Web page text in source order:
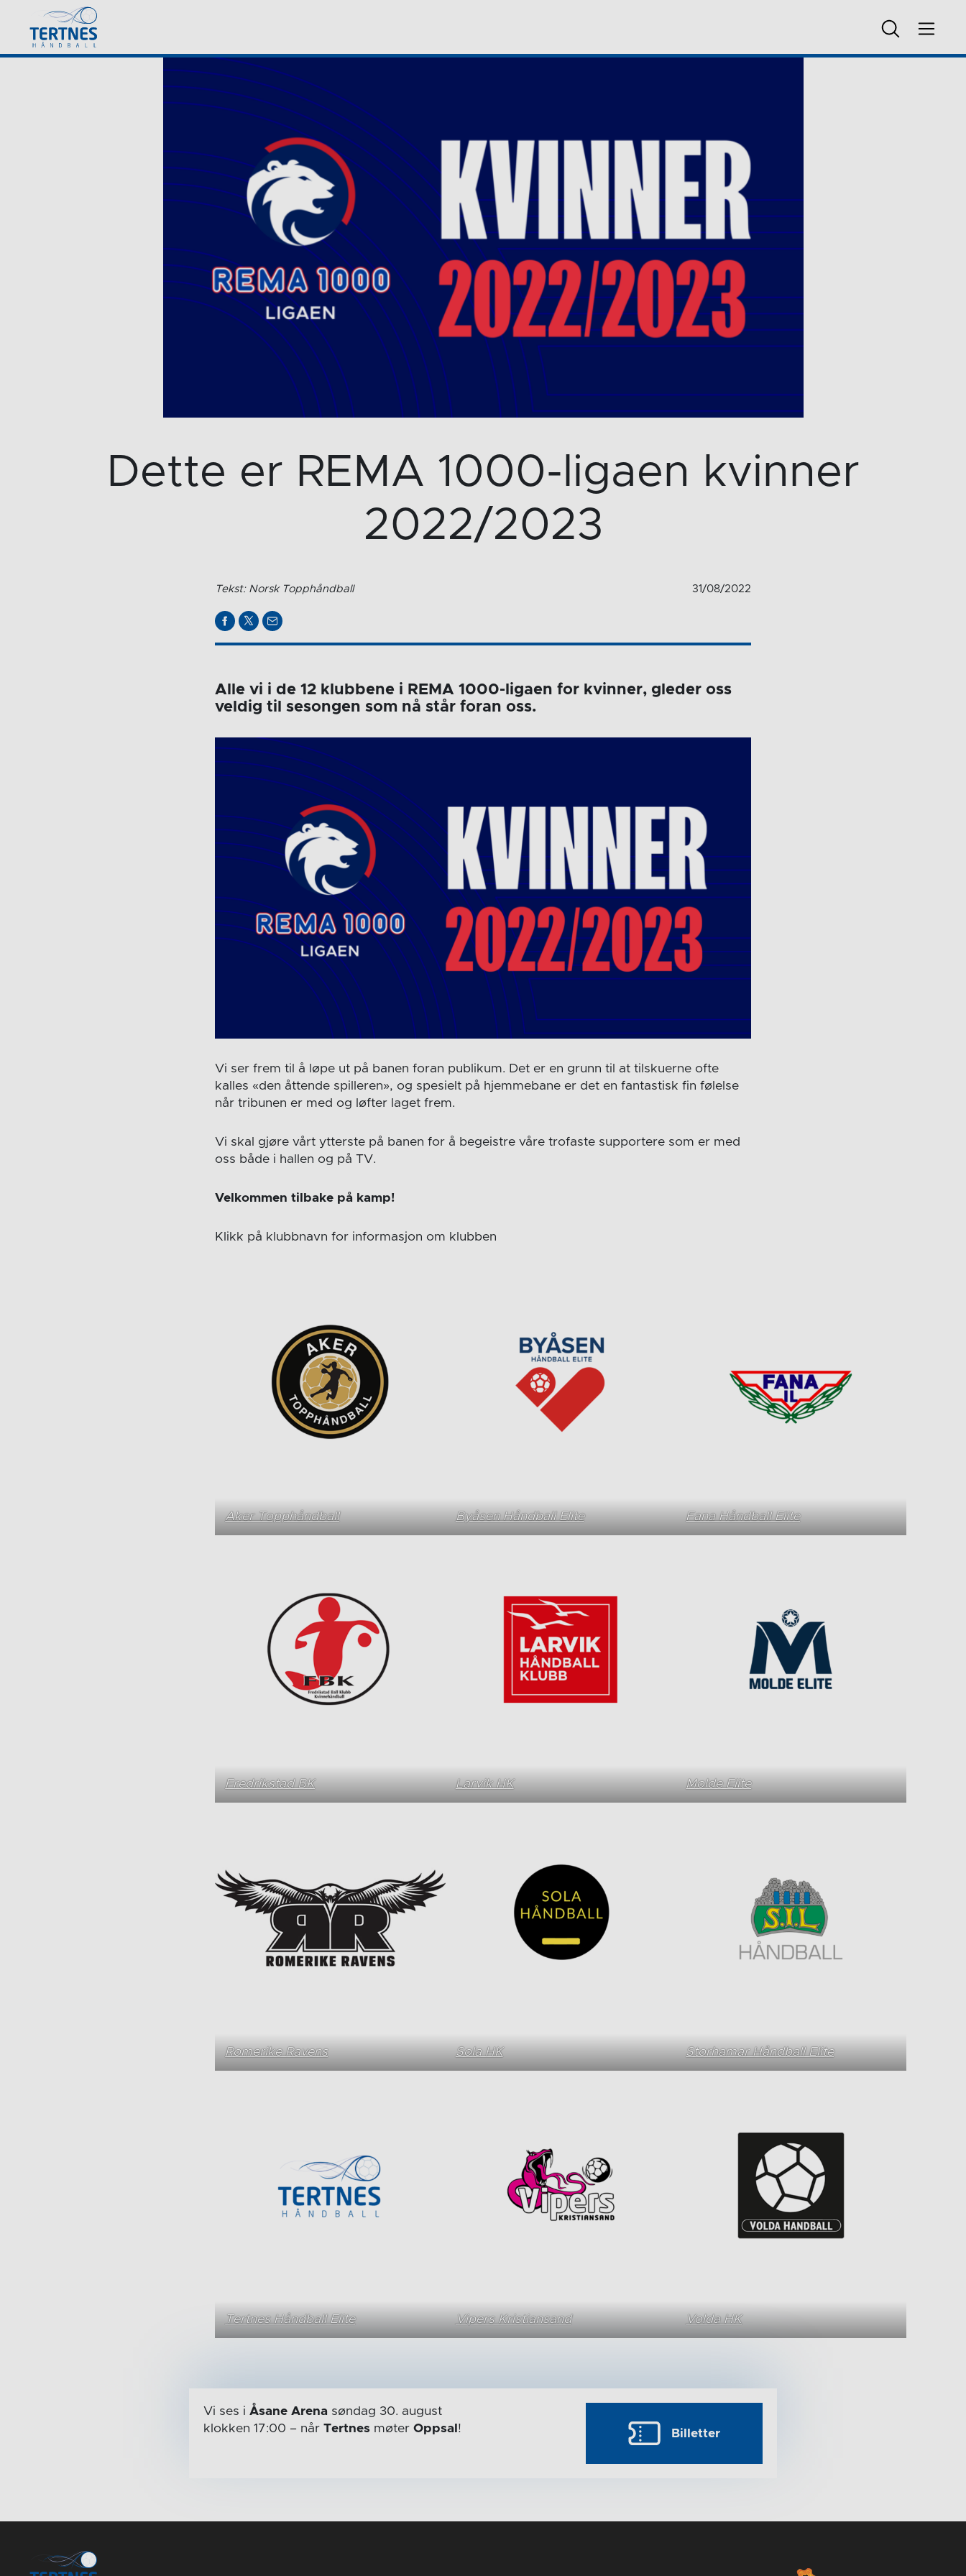
Dette er REMA 1000-ligaen kvinner
2022/2023
Tekst: Norsk Topphåndball 31/08/2022
Alle vi i de 12 klubbene i REMA 1000-ligaen for kvinner, gleder oss
veldig til sesongen som nå står foran oss.
Vi ser frem til å løpe ut på banen foran publikum. Det er en grunn til at tilskuerne ofte
kalles «den åttende spilleren», og spesielt på hjemmebane er det en fantastisk fin følelse
når tribunen er med og løfter laget frem.
Vi skal gjøre vårt ytterste på banen for å begeistre våre trofaste supportere som er med
oss både i hallen og på TV.
Velkommen tilbake på kamp!
Klikk på klubbnavn for informasjon om klubben
Aker Topphåndball Byåsen Håndball Elite Fana Håndball Elite
Fredrikstad BK Larvik HK Molde Elite
Romerike Ravens Sola HK Storhamar Håndball Elite
Tertnes Håndball Elite Vipers Kristiansand Volda HK
Vi ses i Åsane Arenasøndag 30. august
klokken 17:00 – når Tertnes møter Oppsal ! Billetter